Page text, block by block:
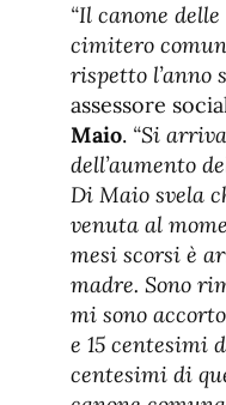
“Il canone
cimitero
rispetto l’anno
assessore
Maio. “Si
dell’aumento
Di Maio svela
venuta al
mesi scorsi è
madre. Sono
mi sono
e 15 centesimi
centesimi di